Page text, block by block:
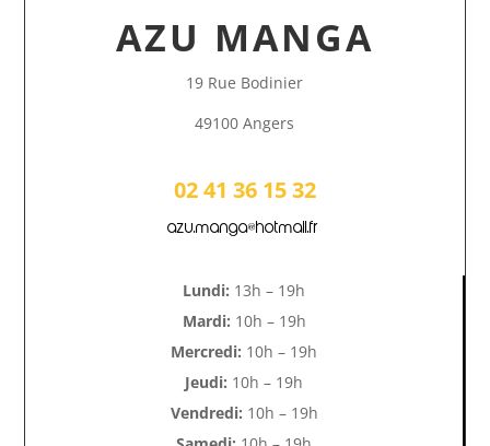
AZU MANGA
19 Rue Bodinier
49100 Angers
02 41 36 15 32
azu.manga@hotmail.fr
Lundi: 13h – 19h
Mardi: 10h – 19h
Mercredi: 10h – 19h
Jeudi: 10h – 19h
Vendredi: 10h – 19h